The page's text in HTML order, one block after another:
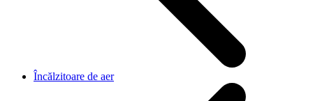
Încălzitoare de aer